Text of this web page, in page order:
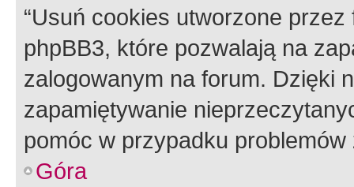
“Usuń cookies utworzone
phpBB3, które pozwalają na
zalogowanym na forum. Dzięki
zapamiętywanie
pomóc w przypadku
Góra